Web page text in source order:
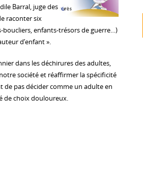
Barral, juge des
raconter six
boucliers, enfants-trésors de guerre…)
d’enfant ».
dans les déchirures des adultes,
société et réaffirmer la spécificité
de pas décider comme un adulte en
de choix douloureux.